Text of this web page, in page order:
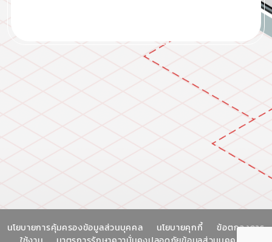
นโยบายการคุ้มครองข้อมูลส่วนบุคคล นโยบายคุกกี้
ข้อตกลงการ